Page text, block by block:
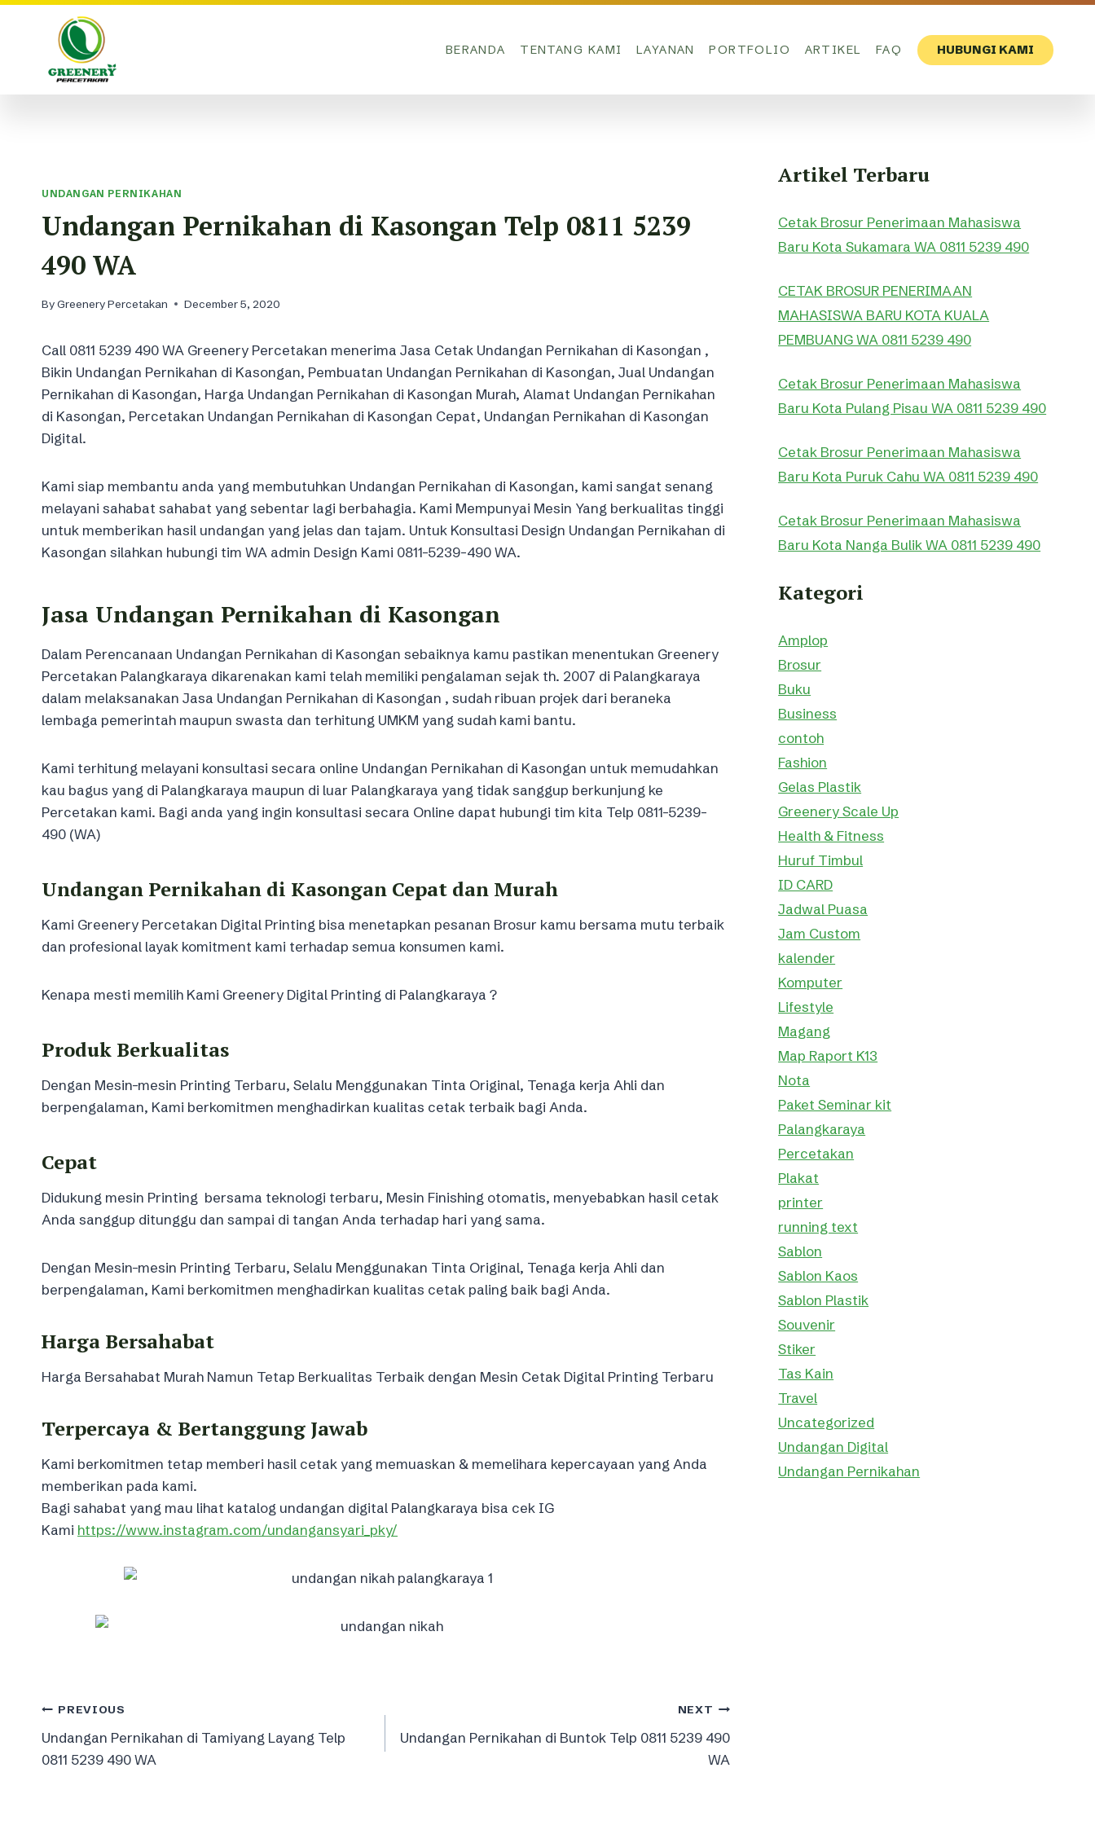
Skip
BERANDA TENTANG KAMI LAYANAN PORTFOLIO ARTIKEL FAQ HUBUNGI KAMI
UNDANGAN PERNIKAHAN
Undangan Pernikahan di Kasongan Telp 0811 5239
490 WA
ByGreenery Percetakan December 5, 2020
Call 0811 5239 490 WA Greenery Percetakan menerima Jasa Cetak Undangan Pernikahan di Kasongan ,
Bikin Undangan Pernikahan di Kasongan, Pembuatan Undangan Pernikahan di Kasongan, Jual Undangan
Pernikahan di Kasongan, Harga Undangan Pernikahan di Kasongan Murah, Alamat Undangan Pernikahan
di Kasongan, Percetakan Undangan Pernikahan di Kasongan Cepat, Undangan Pernikahan di Kasongan
Digital.
Kami siap membantu anda yang membutuhkan Undangan Pernikahan di Kasongan, kami sangat senang
melayani sahabat sahabat yang sebentar lagi berbahagia. Kami Mempunyai Mesin Yang berkualitas tinggi
untuk memberikan hasil undangan yang jelas dan tajam. Untuk Konsultasi Design Undangan Pernikahan di
Kasongan silahkan hubungi tim WA admin Design Kami 0811-5239-490 WA.
Jasa Undangan Pernikahan di Kasongan
Dalam Perencanaan Undangan Pernikahan di Kasongan sebaiknya kamu pastikan menentukan Greenery
Percetakan Palangkaraya dikarenakan kami telah memiliki pengalaman sejak th. 2007 di Palangkaraya
dalam melaksanakan Jasa Undangan Pernikahan di Kasongan , sudah ribuan projek dari beraneka
lembaga pemerintah maupun swasta dan terhitung UMKM yang sudah kami bantu.
Kami terhitung melayani konsultasi secara online Undangan Pernikahan di Kasongan untuk memudahkan
kau bagus yang di Palangkaraya maupun di luar Palangkaraya yang tidak sanggup berkunjung ke
Percetakan kami. Bagi anda yang ingin konsultasi secara Online dapat hubungi tim kita Telp 0811-5239-
490 (WA)
Undangan Pernikahan di Kasongan Cepat dan Murah
Kami Greenery Percetakan Digital Printing bisa menetapkan pesanan Brosur kamu bersama mutu terbaik
dan profesional layak komitment kami terhadap semua konsumen kami.
Kenapa mesti memilih Kami Greenery Digital Printing di Palangkaraya ?
Produk Berkualitas
Dengan Mesin-mesin Printing Terbaru, Selalu Menggunakan Tinta Original, Tenaga kerja Ahli dan
berpengalaman, Kami berkomitmen menghadirkan kualitas cetak terbaik bagi Anda.
Cepat
Didukung mesin Printing bersama teknologi terbaru, Mesin Finishing otomatis, menyebabkan hasil cetak
Anda sanggup ditunggu dan sampai di tangan Anda terhadap hari yang sama.
Dengan Mesin-mesin Printing Terbaru, Selalu Menggunakan Tinta Original, Tenaga kerja Ahli dan
berpengalaman, Kami berkomitmen menghadirkan kualitas cetak paling baik bagi Anda.
Harga Bersahabat
Harga Bersahabat Murah Namun Tetap Berkualitas Terbaik dengan Mesin Cetak Digital Printing Terbaru
Terpercaya & Bertanggung Jawab
Kami berkomitmen tetap memberi hasil cetak yang memuaskan & memelihara kepercayaan yang Anda
memberikan pada kami.
Bagi sahabat yang mau lihat katalog undangan digital Palangkaraya bisa cek IG
Kami https://www.instagram.com/undangansyari_pky/
Post
navigation
PREVIOUS
Undangan Pernikahan di Tamiyang Layang Telp
0811 5239 490 WA
NEXT
Undangan Pernikahan di Buntok Telp 0811 5239 490
WA
Artikel Terbaru
Cetak Brosur Penerimaan Mahasiswa
Baru Kota Sukamara WA 0811 5239 490
CETAK BROSUR PENERIMAAN
MAHASISWA BARU KOTA KUALA
PEMBUANG WA 0811 5239 490
Cetak Brosur Penerimaan Mahasiswa
Baru Kota Pulang Pisau WA 0811 5239 490
Cetak Brosur Penerimaan Mahasiswa
Baru Kota Puruk Cahu WA 0811 5239 490
Cetak Brosur Penerimaan Mahasiswa
Baru Kota Nanga Bulik WA 0811 5239 490
Kategori
Amplop
Brosur
Buku
Business
contoh
Fashion
Gelas Plastik
Greenery Scale Up
Health & Fitness
Huruf Timbul
ID CARD
Jadwal Puasa
Jam Custom
kalender
Komputer
Lifestyle
Magang
Map Raport K13
Nota
Paket Seminar kit
Palangkaraya
Percetakan
Plakat
printer
running text
Sablon
Sablon Kaos
Sablon Plastik
Souvenir
Stiker
Tas Kain
Travel
Uncategorized
Undangan Digital
Undangan Pernikahan